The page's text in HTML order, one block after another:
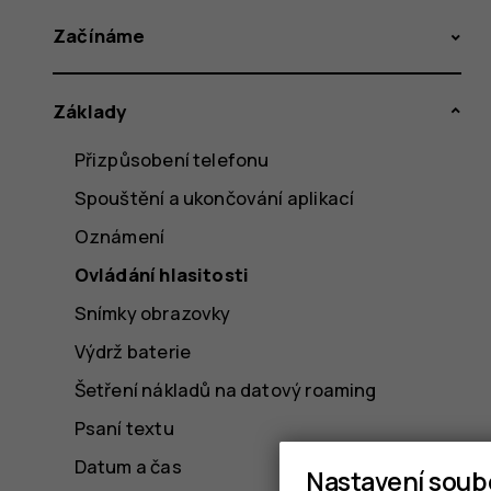
Začínáme
Základy
Přizpůsobení telefonu
Spouštění a ukončování aplikací
Oznámení
Ovládání hlasitosti
Snímky obrazovky
Výdrž baterie
Šetření nákladů na datový roaming
Psaní textu
Datum a čas
Nastavení